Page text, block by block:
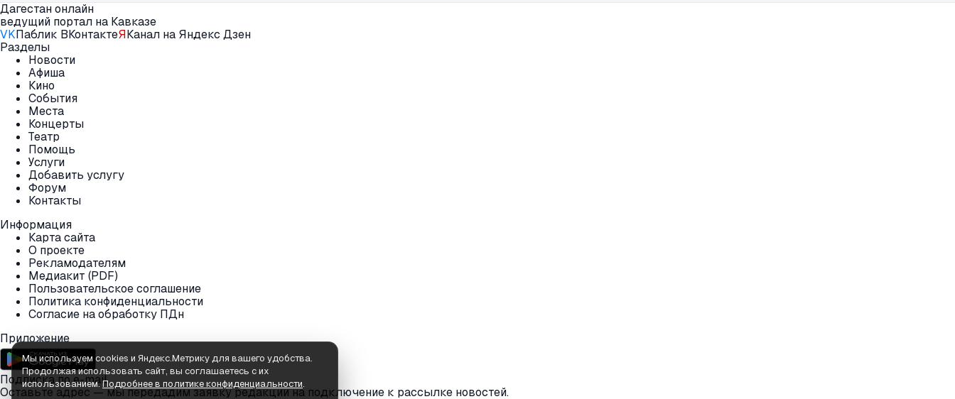
Дагестан онлайн
ведущий портал на Кавказе
VKПаблик ВКонтактеЯКанал на Яндекс Дзен
Разделы
Новости
Афиша
Кино
События
Места
Концерты
Театр
Помощь
Услуги
Добавить услугу
Форум
Контакты
Информация
Карта сайта
О проекте
Рекламодателям
Медиакит (PDF)
Пользовательское соглашение
Политика конфиденциальности
Согласие на обработку ПДн
Приложение
Подписка по e-mail
Оставьте адрес — мы передадим заявку редакции на подключение к рассылке новостей.
Мы используем cookies и Яндекс.Метрику для вашего удобства.
Продолжая использовать сайт, вы соглашаетесь с их
использованием.Подробнее в политике конфиденциальности.